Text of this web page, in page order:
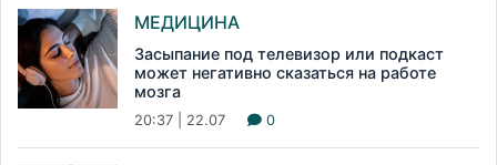
МЕДИЦИНА
Засыпание под телевизор или подкаст
может негативно сказаться на работе
мозга
20:37 | 22.07 0